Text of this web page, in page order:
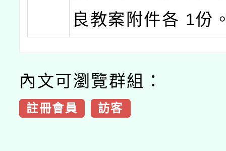
良教案附件各 1份
內文可瀏覽群組：
註冊會員 訪客